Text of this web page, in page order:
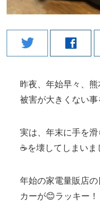
twitter facebook
昨夜、年始早々、熊
被害が大きくない事
実は、年末に手を
☕を壊してしまいま
年始の家電量販店
カーが😊ラッキー！